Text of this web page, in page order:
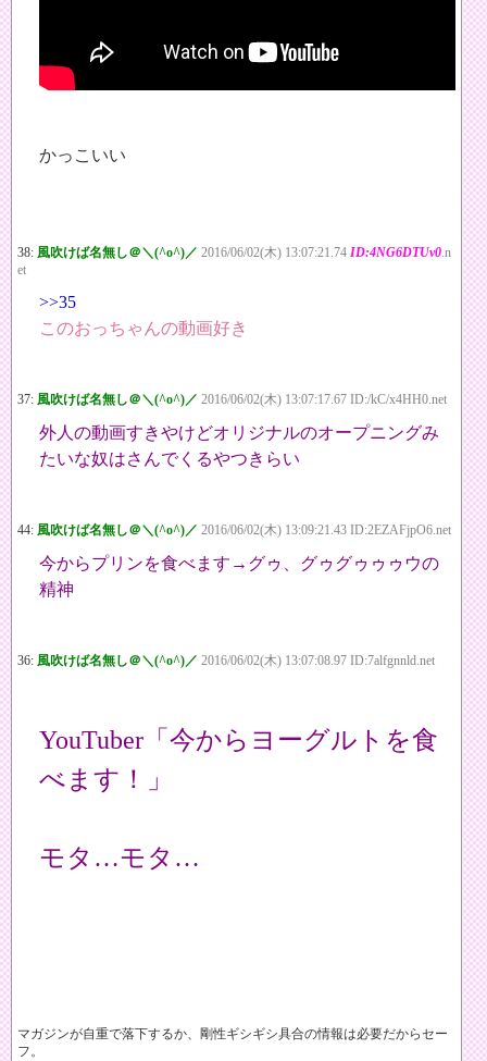
かっこいい
38: 風吹けば名無し＠＼(^o^)／ 2016/06/02(木) 13:07:21.74 ID:4NG6DTUv0.n
et
>>35
このおっちゃんの動画好き
37: 風吹けば名無し＠＼(^o^)／ 2016/06/02(木) 13:07:17.67 ID:/kC/x4HH0.net
外人の動画すきやけどオリジナルのオープニングみ
たいな奴はさんでくるやつきらい
44: 風吹けば名無し＠＼(^o^)／ 2016/06/02(木) 13:09:21.43 ID:2EZAFjpO6.net
今からプリンを食べます→グゥ、グゥグゥゥゥウの
精神
36: 風吹けば名無し＠＼(^o^)／ 2016/06/02(木) 13:07:08.97 ID:7alfgnnld.net
YouTuber「今からヨーグルトを食
べます！」
モタ…モタ…
マガジンが自重で落下するか、剛性ギシギシ具合の情報は必要だからセー
フ。